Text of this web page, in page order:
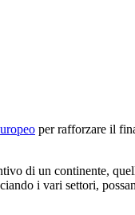
per rafforzare il
di un continente,
i vari settori,